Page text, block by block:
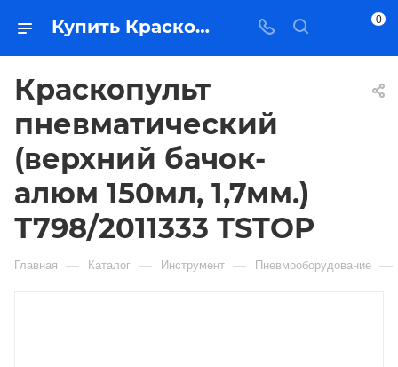
Купить Краскопульт пневматический (верхний бачок-алюм 150мл, 1,7мм.) Т798/2011333 TSTOP в Якутске — цена, характеристики, подбор | Востоктехторг 0
Краскопульт
пневматический
(верхний бачок-
алюм 150мл, 1,7мм.)
Т798/2011333 TSTOP
Главная — Каталог — Инструмент — Пневмооборудование —